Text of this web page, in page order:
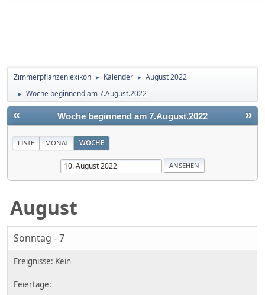
Zimmerpflanzenlexikon ► Kalender ► August 2022
► Woche beginnend am 7.August.2022
« »
Woche beginnend am 7.August.2022
LISTE MONAT WOCHE
August
Sonntag - 7